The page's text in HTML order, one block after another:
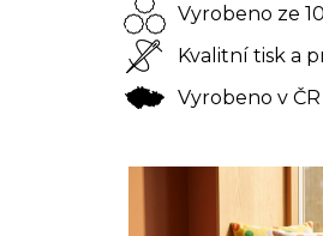
Vyrobeno ze
Kvalitní tisk a
Vyrobeno v ČR